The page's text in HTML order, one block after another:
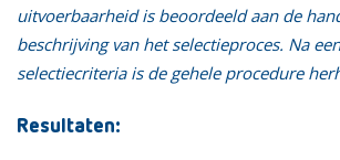
uitvoerbaarheid is beoordeeld aan de
beschrijving van het selectieproces. Na
selectiecriteria is de gehele procedure
Resultaten: